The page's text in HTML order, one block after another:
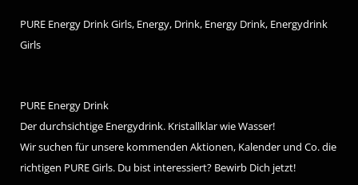
PURE Energy Drink Girls, Energy, Drink, Energy Drink, Energydrink
Girls
PURE Energy Drink
Der durchsichtige Energydrink. Kristallklar wie Wasser!
Wir suchen für unsere kommenden Aktionen, Kalender und Co. die
richtigen PURE Girls. Du bist interessiert? Bewirb Dich jetzt!